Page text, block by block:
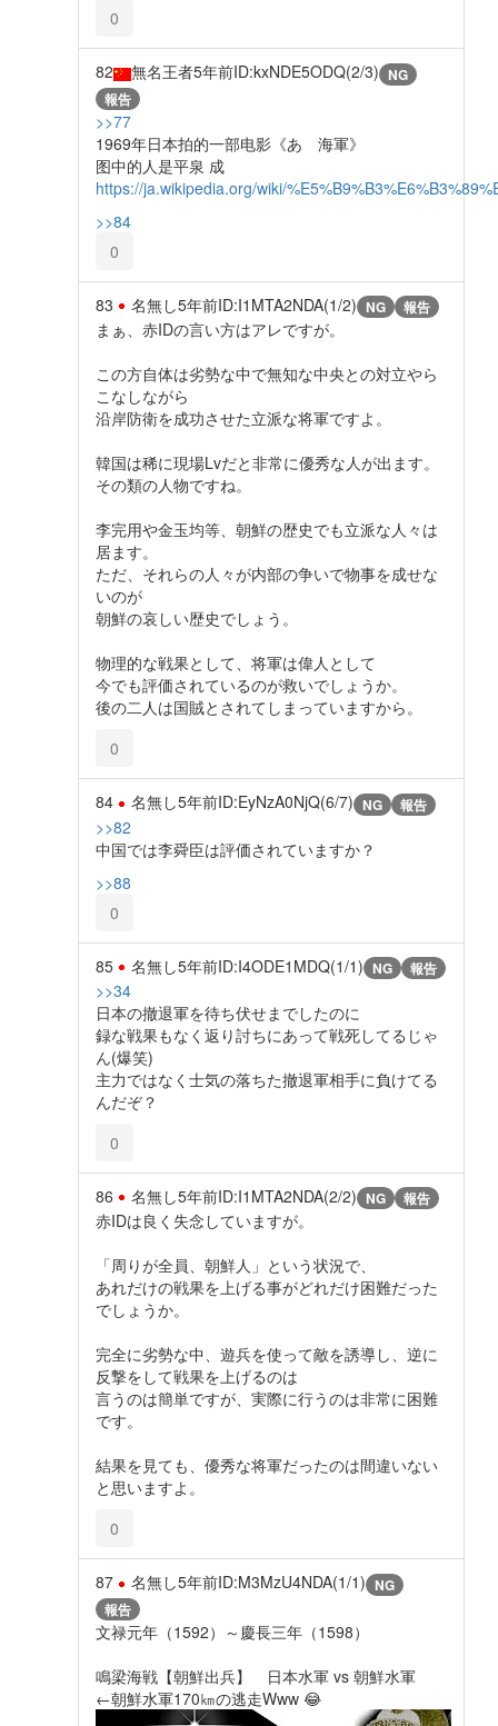
0
82 無名王者5年前ID:kxNDE5ODQ(2/3) NG
報告
>>77
1969年日本拍的一部电影《あゝ海軍》
图中的人是平泉 成
https://ja.wikipedia.org/wiki/
>>84
0
83 名無し5年前ID:I1MTA2NDA(1/2) NG 報告
まぁ、赤IDの言い方はアレですが。
この方自体は劣勢な中で無知な中央との対立やら
こなしながら
沿岸防衛を成功させた立派な将軍ですよ。
韓国は稀に現場Lvだと非常に優秀な人が出ます。
その類の人物ですね。
李完用や金玉均等、朝鮮の歴史でも立派な人々は
居ます。
ただ、それらの人々が内部の争いで物事を成せな
いのが
朝鮮の哀しい歴史でしょう。
物理的な戦果として、将軍は偉人として
今でも評価されているのが救いでしょうか。
後の二人は国賊とされてしまっていますから。
0
84 名無し5年前ID:EyNzA0NjQ(6/7) NG 報告
>>82
中国では李舜臣は評価されていますか？
>>88
0
85 名無し5年前ID:I4ODE1MDQ(1/1) NG 報告
>>34
日本の撤退軍を待ち伏せまでしたのに
録な戦果もなく返り討ちにあって戦死してるじゃ
ん(爆笑)
主力ではなく士気の落ちた撤退軍相手に負けてる
んだぞ？
0
86 名無し5年前ID:I1MTA2NDA(2/2) NG 報告
赤IDは良く失念していますが。
「周りが全員、朝鮮人」という状況で、
あれだけの戦果を上げる事がどれだけ困難だった
でしょうか。
完全に劣勢な中、遊兵を使って敵を誘導し、逆に
反撃をして戦果を上げるのは
言うのは簡単ですが、実際に行うのは非常に困難
です。
結果を見ても、優秀な将軍だったのは間違いない
と思いますよ。
0
87 名無し5年前ID:M3MzU4NDA(1/1) NG
報告
文禄元年（1592）～慶長三年（1598）
鳴梁海戦【朝鮮出兵】 日本水軍 vs 朝鮮水軍
←朝鮮水軍170㎞の逃走Www 😂